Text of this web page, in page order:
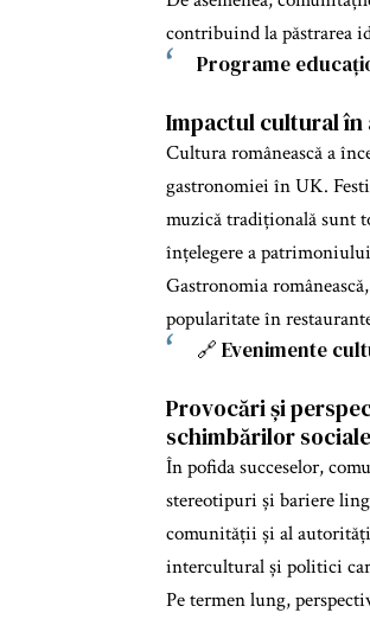
contribuind la păstrarea
Programe
Impactul cultural
Cultura românească a
gastronomiei în UK.
muzică tradițională sunt
înțelegere a
Gastronomia
popularitate în
🔗 Evenimente
Provocări și
schimbărilor sociale
În pofida succeselor,
stereotipuri și bariere
comunității și al
intercultural și politici
Pe termen lung,